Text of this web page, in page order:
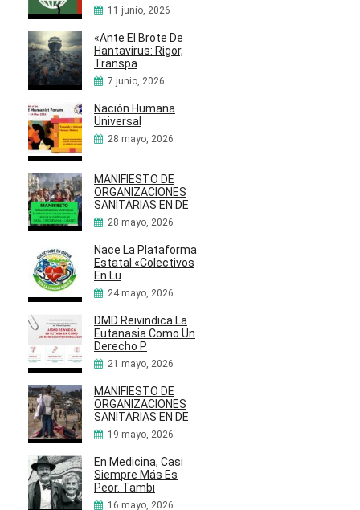
11 junio, 2026
«Ante El Brote De
Hantavirus: Rigor,
Transpa
7 junio, 2026
Nación Humana
Universal
28 mayo, 2026
MANIFIESTO DE
ORGANIZACIONES
SANITARIAS EN DE
28 mayo, 2026
Nace La Plataforma
Estatal «Colectivos
En Lu
24 mayo, 2026
DMD Reivindica La
Eutanasia Como Un
Derecho P
21 mayo, 2026
MANIFIESTO DE
ORGANIZACIONES
SANITARIAS EN DE
19 mayo, 2026
En Medicina, Casi
Siempre Más Es
Peor. Tambi
16 mayo, 2026